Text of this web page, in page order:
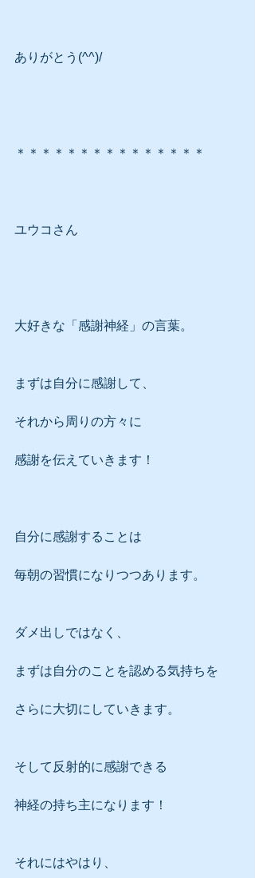
ありがとう(^^)/
＊＊＊＊＊＊＊＊＊＊＊＊＊＊＊
ユウコさん
大好きな「感謝神経」の言葉。
まずは自分に感謝して、
それから周りの方々に
感謝を伝えていきます！
自分に感謝することは
毎朝の習慣になりつつあります。
ダメ出しではなく、
まずは自分のことを認める気持ちを
さらに大切にしていきます。
そして反射的に感謝できる
神経の持ち主になります！
それにはやはり、